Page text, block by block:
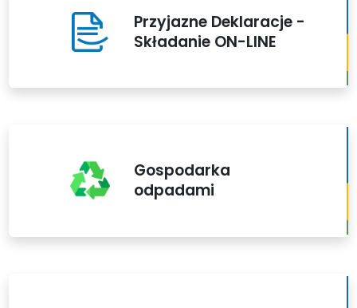
Przyjazne Deklaracje -
Składanie ON-LINE
Gospodarka
odpadami